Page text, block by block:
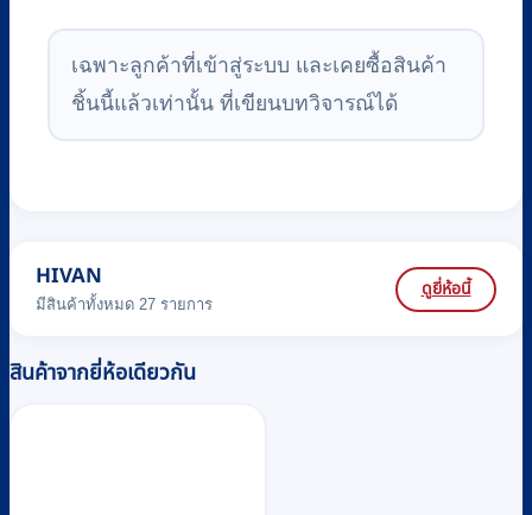
เฉพาะลูกค้าที่เข้าสู่ระบบ และเคยซื้อสินค้า
ชิ้นนี้แล้วเท่านั้น ที่เขียนบทวิจารณ์ได้
HIVAN
มีสินค้าทั้งหมด 27 รายการ
ดูยี่ห้อนี้
สินค้าจากยี่ห้อเดียวกัน